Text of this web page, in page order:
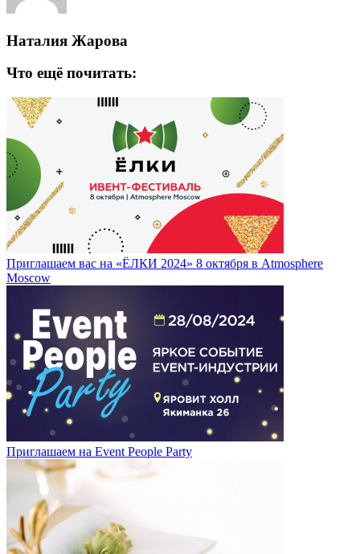
Наталия Жарова
Что ещё почитать:
Приглашаем вас на «ЁЛКИ 2024» 8 октября в Atmosphere
Moscow
Приглашаем на Event People Party